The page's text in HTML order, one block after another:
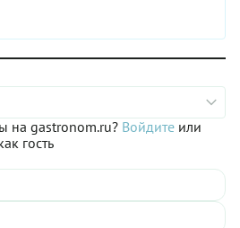
блюда, где растение
с мясом, особенно с бараниной.
на gastronom.ru? Войдите или
гость